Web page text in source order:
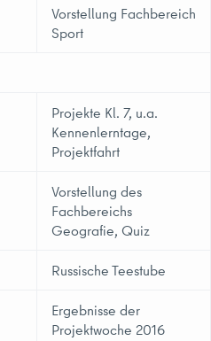
Vorstellung Fachbereich
Sport
Projekte Kl. 7, u.a.
Kennenlerntage,
Projektfahrt
Vorstellung des
Fachbereichs
Geografie, Quiz
Russische Teestube
Ergebnisse der
Projektwoche 2016